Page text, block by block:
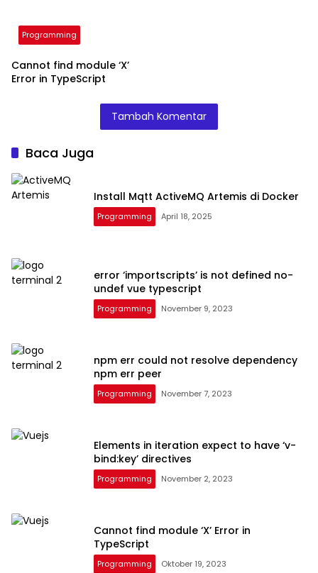
Programming
Cannot find module ‘X’
Error in TypeScript
Tambah Komentar
Baca Juga
Install Mqtt ActiveMQ Artemis di Docker
Programming April 18, 2025
error ‘importscripts’ is not defined no-
undef vue typescript
Programming November 9, 2023
npm err could not resolve dependency
npm err peer
Programming November 7, 2023
Elements in iteration expect to have ‘v-
bind:key’ directives
Programming November 2, 2023
Cannot find module ‘X’ Error in
TypeScript
Programming Oktober 19, 2023